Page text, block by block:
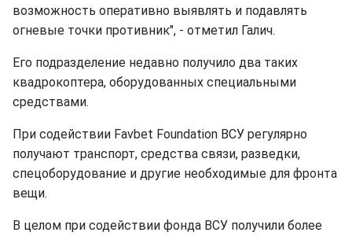
возможность оперативно выявлять и подавлять
огневые точки противник", - отметил Галич.
Его подразделение недавно получило два таких
квадрокоптера, оборудованных специальными
средствами.
При содействии Favbet Foundation ВСУ регулярно
получают транспорт, средства связи, разведки,
спецоборудование и другие необходимые для фронта
вещи.
В целом при содействии фонда ВСУ получили более